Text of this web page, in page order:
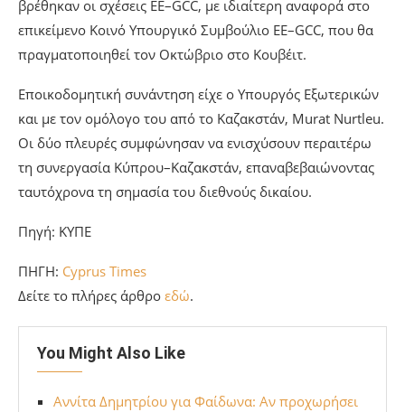
βρέθηκαν οι σχέσεις ΕΕ–GCC, με ιδιαίτερη αναφορά στο
επικείμενο Κοινό Υπουργικό Συμβούλιο ΕΕ–GCC, που θα
πραγματοποιηθεί τον Οκτώβριο στο Κουβέιτ.
Εποικοδομητική συνάντηση είχε ο Υπουργός Εξωτερικών
και με τον ομόλογο του από το Καζακστάν, Murat Nurtleu.
Οι δύο πλευρές συμφώνησαν να ενισχύσουν περαιτέρω
τη συνεργασία Κύπρου–Καζακστάν, επαναβεβαιώνοντας
ταυτόχρονα τη σημασία του διεθνούς δικαίου.
Πηγή: ΚΥΠΕ
ΠΗΓΗ: Cyprus Times
Δείτε το πλήρες άρθρο εδώ.
You Might Also Like
Αννίτα Δημητρίου για Φαίδωνα: Αν προχωρήσει